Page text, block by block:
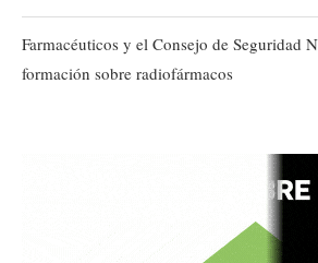
Farmacéuticos y el Consejo de Seguridad
formación sobre radiofármacos